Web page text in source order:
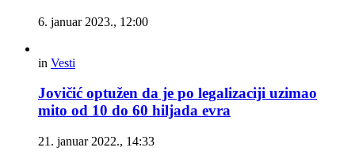
6. januar 2023., 12:00
in Vesti
Jovičić optužen da je po legalizaciji uzimao
mito od 10 do 60 hiljada evra
21. januar 2022., 14:33